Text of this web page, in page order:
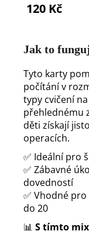
120 Kč
Jak to
Tyto karty
počítání v
typy cvičení
přehlednému
děti získají
operacích.
✅ Ideální pro
✅ Zábavné
dovedností
✅ Vhodné
do 20
📊 S tímto